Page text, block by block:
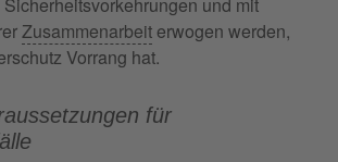
Zusammenarbeit erwogen werden,
Vorrang hat.
für